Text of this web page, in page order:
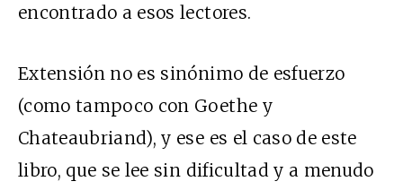
encontrado a esos lectores.
Extensión no es sinónimo de esfuerzo
(como tampoco con Goethe y
Chateaubriand), y ese es el caso de este
libro, que se lee sin dificultad y a menudo